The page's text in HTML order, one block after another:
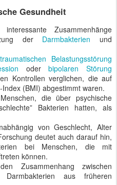
Gesundheit
Zusammenhänge
der Darmbakterien und
Belastungsstörung
oderbipolaren Störung
Kontrollen verglichen, die auf
(BMI) abgestimmt waren.
die über psychische
Bakterien hatten, als
von Geschlecht, Alter
deutet auch darauf hin,
bei Menschen, die mit
können.
Zusammenhang zwischen
aus früheren